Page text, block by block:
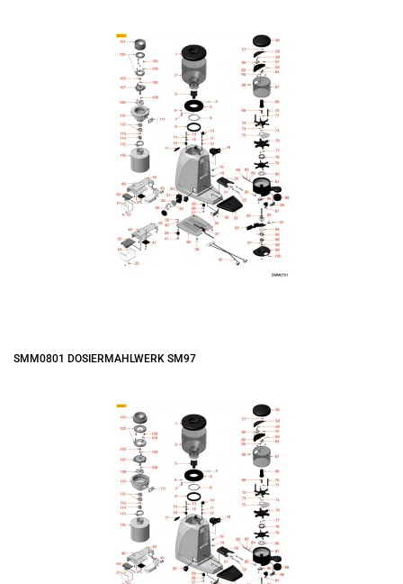
SMM0801 DOSIERMAHLWERK SM97